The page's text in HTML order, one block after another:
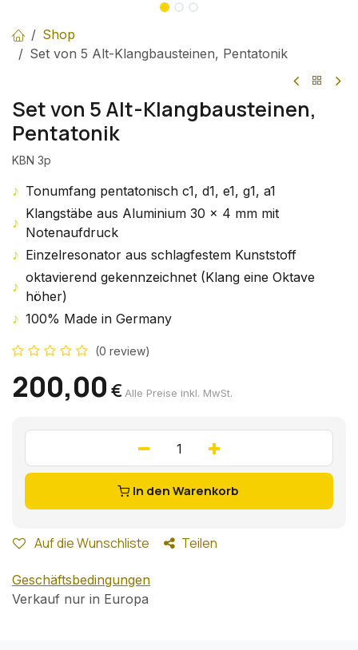
Shop
Set von 5 Alt-Klangbausteinen, Pentatonik
Set von 5 Alt-Klangbausteinen,
Pentatonik
KBN 3p
♪ Tonumfang pentatonisch c1, d1, e1, g1, a1
♪
Klangstäbe aus Aluminium 30 x 4 mm mit
Notenaufdruck
♪ Einzelresonator aus schlagfestem Kunststoff
♪
oktavierend gekennzeichnet (Klang eine Oktave
höher)
♪ 100% Made in Germany
(0 review)
200,00 € Alle Preise inkl. MwSt.
In den Warenkorb
Auf die Wunschliste Teilen
Geschäftsbedingungen
Verkauf nur in Europa